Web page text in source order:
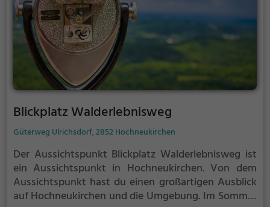
Blickplatz Walderlebnisweg
Güterweg Ulrichsdorf, 2852 Hochneukirchen
Der Aussichtspunkt Blickplatz Walderlebnisweg ist
ein Aussichtspunkt in Hochneukirchen. Von dem
Aussichtspunkt hast du einen großartigen Ausblick
auf Hochneukirchen und die Umgebung. Im Sommer